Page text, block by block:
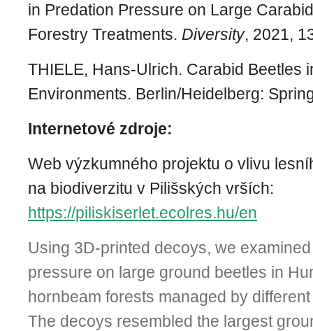
in Predation Pressure on Large
Forestry Treatments. Diversity, 2021,
THIELE, Hans-Ulrich. Carabid Beetles
Environments. Berlin/Heidelberg:
Internetové zdroje:
Web výzkumného projektu o vlivu
na biodiverzitu v Pilišských vrších:
https://piliskiserlet.ecolres.hu/en
Using 3D-printed decoys, we
pressure on large ground beetles in
hornbeam forests managed by
The decoys resembled the largest